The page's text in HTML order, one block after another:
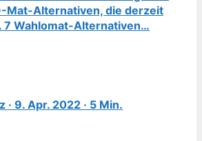
Mat-Alternativen, die derzeit
7 Wahlomat-Alternativen…
· 9. Apr. 2022 · 5 Min.